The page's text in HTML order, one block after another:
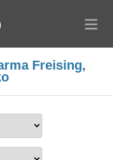
Freising,